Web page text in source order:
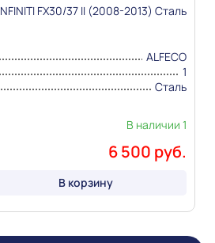
FX30/37 II (2008-2013) Сталь
ALFECO
1
Сталь
В наличии 1
6 500 руб.
В корзину